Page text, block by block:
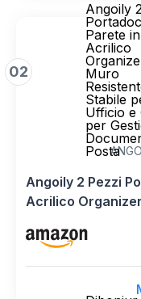
02
Angoily
Parete in
Acrilico
Muro
Stabile
Ufficio e
per
Posta
Angoily 2 Pezzi
Acrilico
Ufficio e Casa